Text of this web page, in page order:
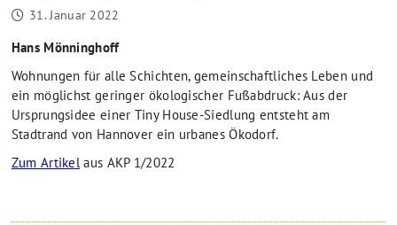
31. Januar 2022
Hans Mönninghoff
Wohnungen für alle Schichten, gemeinschaftliches Leben und
ein möglichst geringer ökologischer Fußabdruck: Aus der
Ursprungsidee einer Tiny House-Siedlung entsteht am
Stadtrand von Hannover ein urbanes Ökodorf.
Zum Artikelaus AKP 1/2022